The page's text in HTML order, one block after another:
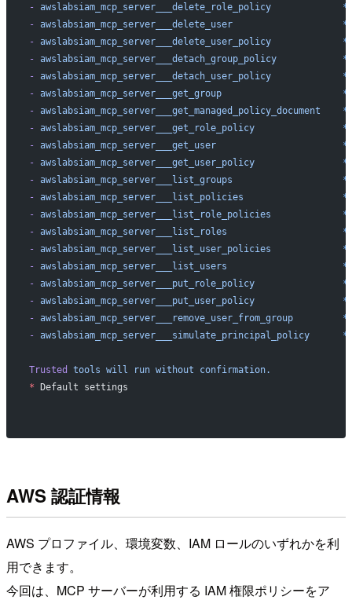
- awslabsiam_mcp_server___delete_role_policy
             *
- awslabsiam_mcp_server___delete_user
                    *
- awslabsiam_mcp_server___delete_user_policy
             *
- awslabsiam_mcp_server___detach_group_policy
            *
- awslabsiam_mcp_server___detach_user_policy
             *
- awslabsiam_mcp_server___get_group
                      *
- awslabsiam_mcp_server___get_managed_policy_document
    *
- awslabsiam_mcp_server___get_role_policy
                *
- awslabsiam_mcp_server___get_user
                       *
- awslabsiam_mcp_server___get_user_policy
                *
- awslabsiam_mcp_server___list_groups
                    *
- awslabsiam_mcp_server___list_policies
                  *
- awslabsiam_mcp_server___list_role_policies
             *
- awslabsiam_mcp_server___list_roles
                     *
- awslabsiam_mcp_server___list_user_policies
             *
- awslabsiam_mcp_server___list_users
                     *
- awslabsiam_mcp_server___put_role_policy
                *
- awslabsiam_mcp_server___put_user_policy
                *
- awslabsiam_mcp_server___remove_user_from_group
         *
- awslabsiam_mcp_server___simulate_principal_policy
      *
Trusted tools will run without confirmation.
* Default settings
AWS 認証情報
AWS プロファイル、環境変数、IAM ロールのいずれかを利
用できます。
今回は、MCP サーバーが利用する IAM 権限ポリシーをア